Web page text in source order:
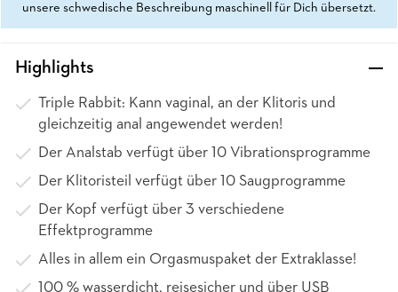
unsere schwedische Beschreibung maschinell für Dich übersetzt.
Highlights
Triple Rabbit: Kann vaginal, an der Klitoris und
gleichzeitig anal angewendet werden!
Der Analstab verfügt über 10 Vibrationsprogramme
Der Klitoristeil verfügt über 10 Saugprogramme
Der Kopf verfügt über 3 verschiedene
Effektprogramme
Alles in allem ein Orgasmuspaket der Extraklasse!
100 % wasserdicht, reisesicher und über USB